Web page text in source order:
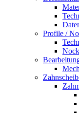
Profile /